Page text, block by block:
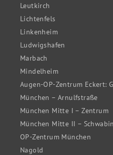
Leutkirch
Lichtenfels
Linkenheim
Ludwigshafen
Marbach
Mindelheim
Augen-OP-Zentrum Eckert:
München – Arnulfstraße
München Mitte I – Zentrum
München Mitte II –
OP-Zentrum München
Nagold